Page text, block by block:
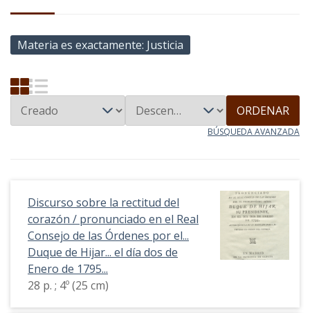
Materia es exactamente Justicia
ORDENAR
BÚSQUEDA AVANZADA
Discurso sobre la rectitud del
corazón / pronunciado en el Real
Consejo de las Órdenes por el...
Duque de Hijar... el día dos de
Enero de 1795...
28 p. ; 4º (25 cm)